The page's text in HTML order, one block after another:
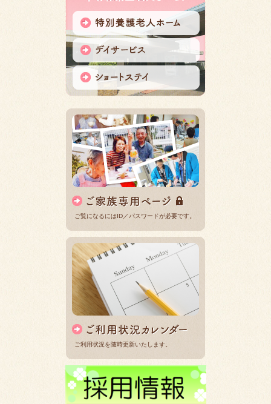
ご覧になるにはID／パスワードが必要です。
ご利用状況を随時更新いたします。